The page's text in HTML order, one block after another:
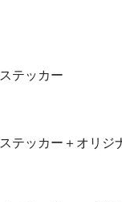
テッカー
テッカー＋オリジ